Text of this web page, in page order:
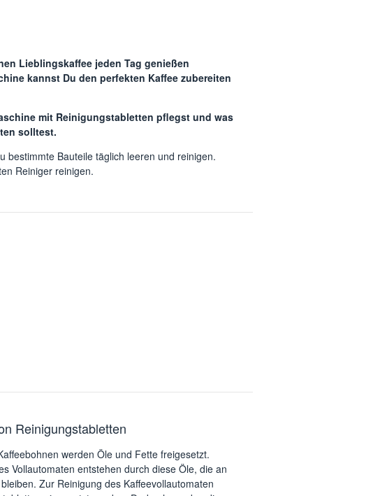
Lieblingskaffee jeden Tag genießen
kannst Du den perfekten Kaffee zubereiten
mit Reinigungstabletten pflegst und was
solltest.
bestimmte Bauteile täglich leeren und reinigen.
Reiniger reinigen.
Reinigungstabletten
werden Öle und Fette freigesetzt.
Vollautomaten entstehen durch diese Öle, die an
Zur Reinigung des Kaffeevollautomaten